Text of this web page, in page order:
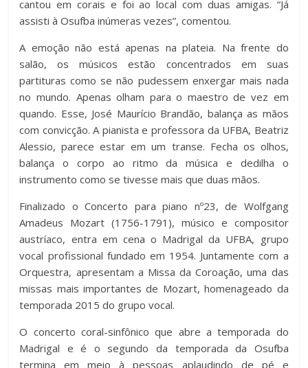
cantou em corais e foi ao local com duas amigas. “Já
assisti à Osufba inúmeras vezes”, comentou.
A emoção não está apenas na plateia. Na frente do
salão, os músicos estão concentrados em suas
partituras como se não pudessem enxergar mais nada
no mundo. Apenas olham para o maestro de vez em
quando. Esse, José Maurício Brandão, balança as mãos
com convicção. A pianista e professora da UFBA, Beatriz
Alessio, parece estar em um transe. Fecha os olhos,
balança o corpo ao ritmo da música e dedilha o
instrumento como se tivesse mais que duas mãos.
Finalizado o Concerto para piano nº23, de Wolfgang
Amadeus Mozart (1756-1791), músico e compositor
austríaco, entra em cena o Madrigal da UFBA, grupo
vocal profissional fundado em 1954. Juntamente com a
Orquestra, apresentam a Missa da Coroação, uma das
missas mais importantes de Mozart, homenageado da
temporada 2015 do grupo vocal.
O concerto coral-sinfônico que abre a temporada do
Madrigal e é o segundo da temporada da Osufba
termina em meio à pessoas aplaudindo de pé e